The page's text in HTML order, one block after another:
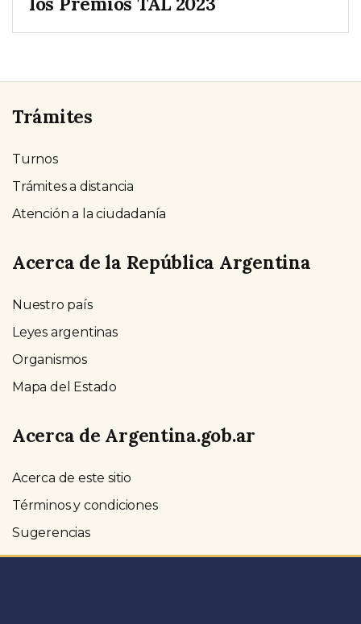
Trámites
Turnos
Trámites a distancia
Atención a la ciudadanía
Acerca de la República Argentina
Nuestro país
Leyes argentinas
Organismos
Mapa del Estado
Acerca de Argentina.gob.ar
Acerca de este sitio
Términos y condiciones
Sugerencias